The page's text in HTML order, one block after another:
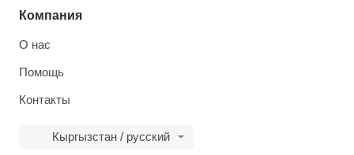
Компания
О нас
Помощь
Контакты
Кыргызстан / русский